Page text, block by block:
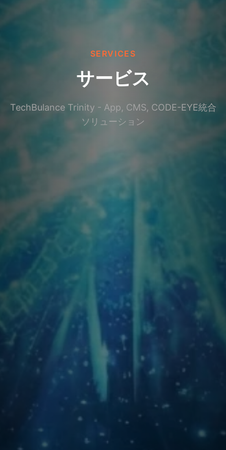
SERVICES
サービス
TechBulance Trinity - App, CMS, CODE-EYE統合
ソリューション